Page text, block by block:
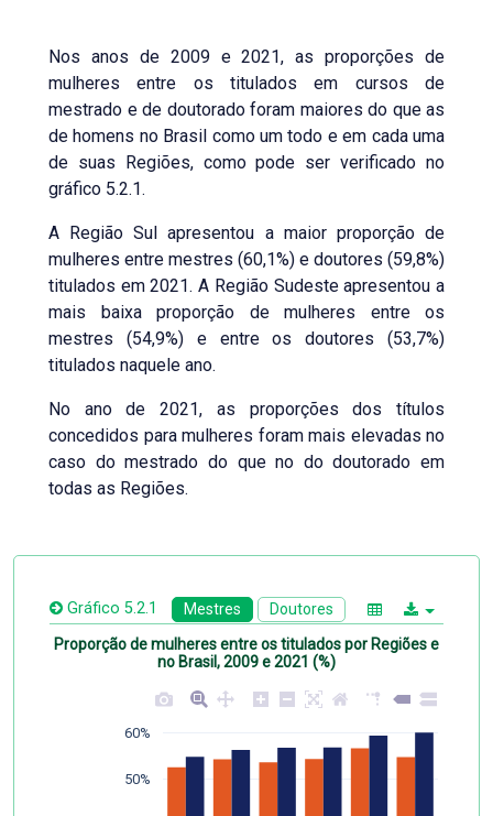
Nos anos de 2009 e 2021, as proporções de
mulheres entre os titulados em cursos de
mestrado e de doutorado foram maiores do que as
de homens no Brasil como um todo e em cada uma
de suas Regiões, como pode ser verificado no
gráfico 5.2.1.
A Região Sul apresentou a maior proporção de
mulheres entre mestres (60,1%) e doutores (59,8%)
titulados em 2021. A Região Sudeste apresentou a
mais baixa proporção de mulheres entre os
mestres (54,9%) e entre os doutores (53,7%)
titulados naquele ano.
No ano de 2021, as proporções dos títulos
concedidos para mulheres foram mais elevadas no
caso do mestrado do que no do doutorado em
todas as Regiões.
Gráfico 5.2.1 Mestres Doutores
Proporção de mulheres entre os titulados por Regiões e
no Brasil, 2009 e 2021 (%)
50%
60%